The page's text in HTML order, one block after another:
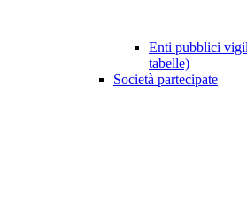
Enti pubblici
tabelle)
Società partecipate